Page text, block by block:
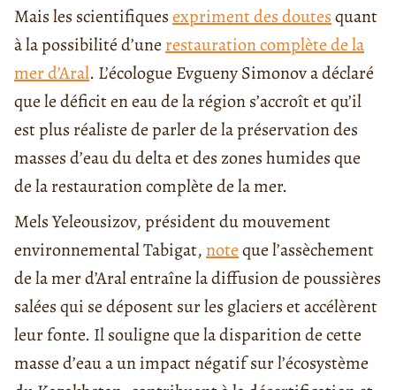
Mais les scientifiquesexpriment des doutesquant
à la possibilité d’une restauration complète de la
mer d’Aral. L’écologue Evgueny Simonov a déclaré
que le déficit en eau de la région s’accroît et qu’il
est plus réaliste de parler de la préservation des
masses d’eau du delta et des zones humides que
de la restauration complète de la mer.
Mels Yeleousizov, président du mouvement
environnemental Tabigat,noteque l’assèchement
de la mer d’Aral entraîne la diffusion de poussières
salées qui se déposent sur les glaciers et accélèrent
leur fonte. Il souligne que la disparition de cette
masse d’eau a un impact négatif sur l’écosystème